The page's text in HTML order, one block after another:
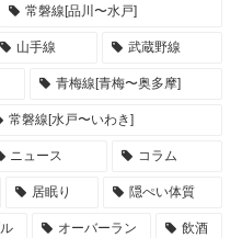
常磐線[品川〜水戸]
山手線 武蔵野線
青梅線[青梅〜奥多摩]
常磐線[水戸〜いわき]
ニュース コラム
居眠り 隠ぺい体質
オーバーラン 飲酒